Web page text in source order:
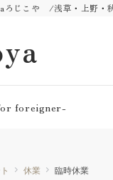
ろじこや /浅草・上野・
foreigner-
休業 臨時休業